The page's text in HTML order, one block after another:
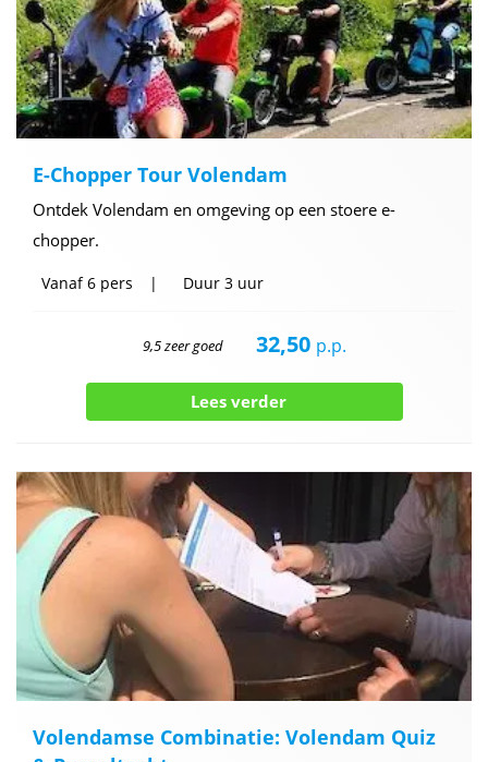
E-Chopper Tour Volendam
Ontdek Volendam en omgeving op een stoere e-
chopper.
Vanaf6 pers Duur 3 uur
9,5 zeer goed 32,50 p.p.
Lees verder
Volendamse Combinatie: Volendam Quiz